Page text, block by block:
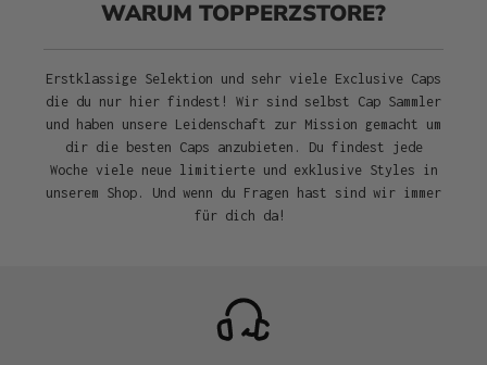
WARUM TOPPERZSTORE?
Erstklassige Selektion und sehr viele Exclusive Caps
die du nur hier findest! Wir sind selbst Cap Sammler
und haben unsere Leidenschaft zur Mission gemacht um
dir die besten Caps anzubieten. Du findest jede
Woche viele neue limitierte und exklusive Styles in
unserem Shop. Und wenn du Fragen hast sind wir immer
für dich da!